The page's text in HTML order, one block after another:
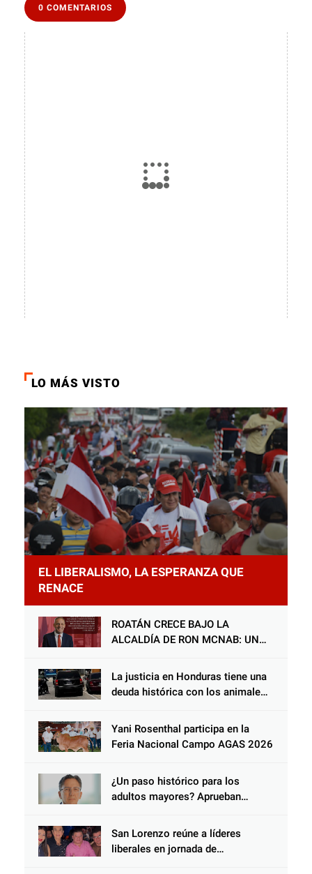
0 COMENTARIOS
LO MÁS VISTO
EL LIBERALISMO, LA ESPERANZA QUE
RENACE
ROATÁN CRECE BAJO LA
ALCALDÍA DE RON MCNAB: UN
COMUNIDAD Y DEL PARTIDO
LIBERAL
La justicia en Honduras tiene una
deuda histórica con los animales,
peso de la ley al responsable de
Choloma es consolidar un Estado
que protege al verdugo y
Yani Rosenthal participa en la
Feria Nacional Campo AGAS 2026
¿Un paso histórico para los
adultos mayores? Aprueban
Salomón Nazar para fortalecer su
protección en Honduras
San Lorenzo reúne a líderes
liberales en jornada de